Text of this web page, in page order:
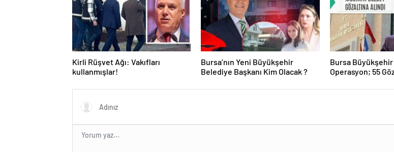
Kirli Rüşvet Ağı: Vakıfları
kullanmışlar!
Bursa’nın Yeni Büyükşehir
Belediye Başkanı Kim Olacak ?
Bursa
Operasyon; 55